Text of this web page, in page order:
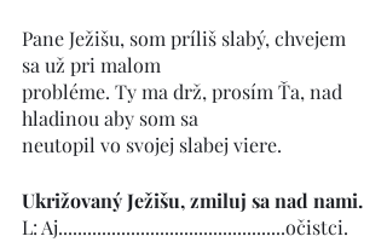
Pane Ježišu, som príliš slabý, chvejem
sa už pri malom
probléme. Ty ma drž, prosím Ťa, nad
hladinou aby som sa
neutopil vo svojej slabej viere.
Ukrižovaný Ježišu, zmiluj sa nad nami.
L: Aj...............................................očistci.